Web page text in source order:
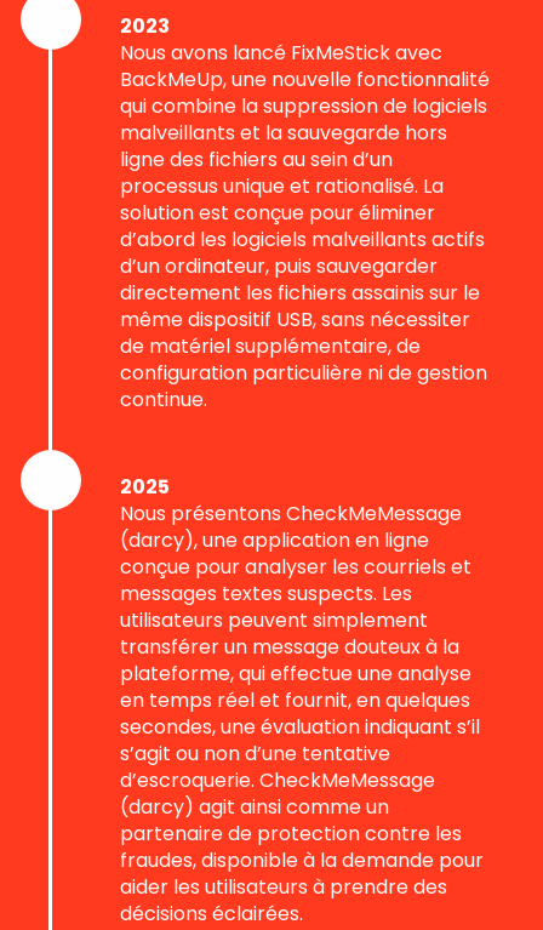
2023
Nous avons lancé FixMeStick avec
BackMeUp, une nouvelle fonctionnalité
qui combine la suppression de logiciels
malveillants et la sauvegarde hors
ligne des fichiers au sein d’un
processus unique et rationalisé. La
solution est conçue pour éliminer
d’abord les logiciels malveillants actifs
d’un ordinateur, puis sauvegarder
directement les fichiers assainis sur le
même dispositif USB, sans nécessiter
de matériel supplémentaire, de
configuration particulière ni de gestion
continue.
2025
Nous présentons CheckMeMessage
(darcy), une application en ligne
conçue pour analyser les courriels et
messages textes suspects. Les
utilisateurs peuvent simplement
transférer un message douteux à la
plateforme, qui effectue une analyse
en temps réel et fournit, en quelques
secondes, une évaluation indiquant s’il
s’agit ou non d’une tentative
d’escroquerie. CheckMeMessage
(darcy) agit ainsi comme un
partenaire de protection contre les
fraudes, disponible à la demande pour
aider les utilisateurs à prendre des
décisions éclairées.